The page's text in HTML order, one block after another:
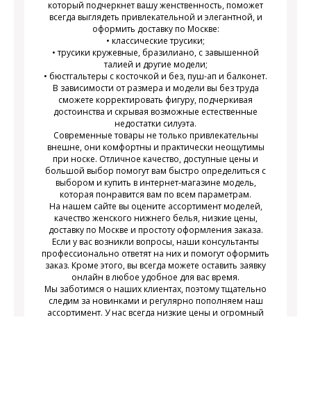
который подчеркнет вашу женственность, поможет
всегда выглядеть привлекательной и элегантной, и
оформить доставку по Москве:
• классические трусики;
• трусики кружевные, бразилиано, с завышенной
талией и другие модели;
• бюстгальтеры с косточкой и без, пуш-ап и балконет.
В зависимости от размера и модели вы без труда
сможете корректировать фигуру, подчеркивая
достоинства и скрывая возможные естественные
недостатки силуэта.
Современные товары не только привлекательны
внешне, они комфортны и практически неощутимы
при носке. Отличное качество, доступные цены и
большой выбор помогут вам быстро определиться с
выбором и купить в интернет-магазине модель,
которая понравится вам по всем параметрам.
На нашем сайте вы оцените ассортимент моделей,
качество женского нижнего белья, низкие цены,
доставку по Москве и простоту оформления заказа.
Если у вас возникли вопросы, наши консультанты
профессионально ответят на них и помогут оформить
заказ. Кроме этого, вы всегда можете оставить заявку
онлайн в любое удобное для вас время.
Мы заботимся о наших клиентах, поэтому тщательно
следим за новинками и регулярно пополняем наш
ассортимент. У нас всегда низкие цены и огромный